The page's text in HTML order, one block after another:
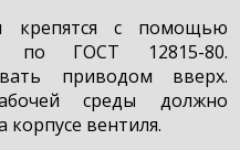
крепятся с помощью
по ГОСТ 12815-80.
приводом вверх.
среды должно
корпусе вентиля.